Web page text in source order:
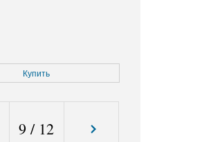
Купить
9 / 12